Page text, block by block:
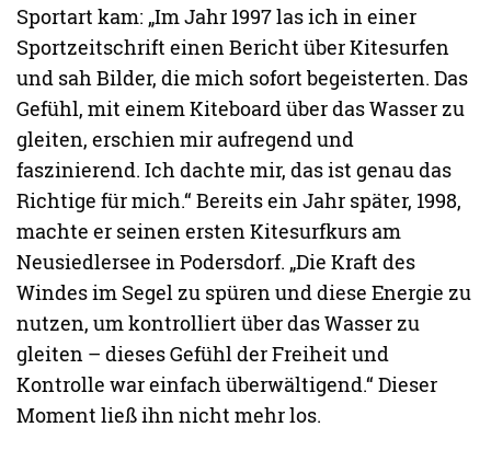
Sportart kam: „Im Jahr 1997 las ich in einer
Sportzeitschrift einen Bericht über Kitesurfen
und sah Bilder, die mich sofort begeisterten. Das
Gefühl, mit einem Kiteboard über das Wasser zu
gleiten, erschien mir aufregend und
faszinierend. Ich dachte mir, das ist genau das
Richtige für mich.“ Bereits ein Jahr später, 1998,
machte er seinen ersten Kitesurfkurs am
Neusiedlersee in Podersdorf. „Die Kraft des
Windes im Segel zu spüren und diese Energie zu
nutzen, um kontrolliert über das Wasser zu
gleiten – dieses Gefühl der Freiheit und
Kontrolle war einfach überwältigend.“ Dieser
Moment ließ ihn nicht mehr los.